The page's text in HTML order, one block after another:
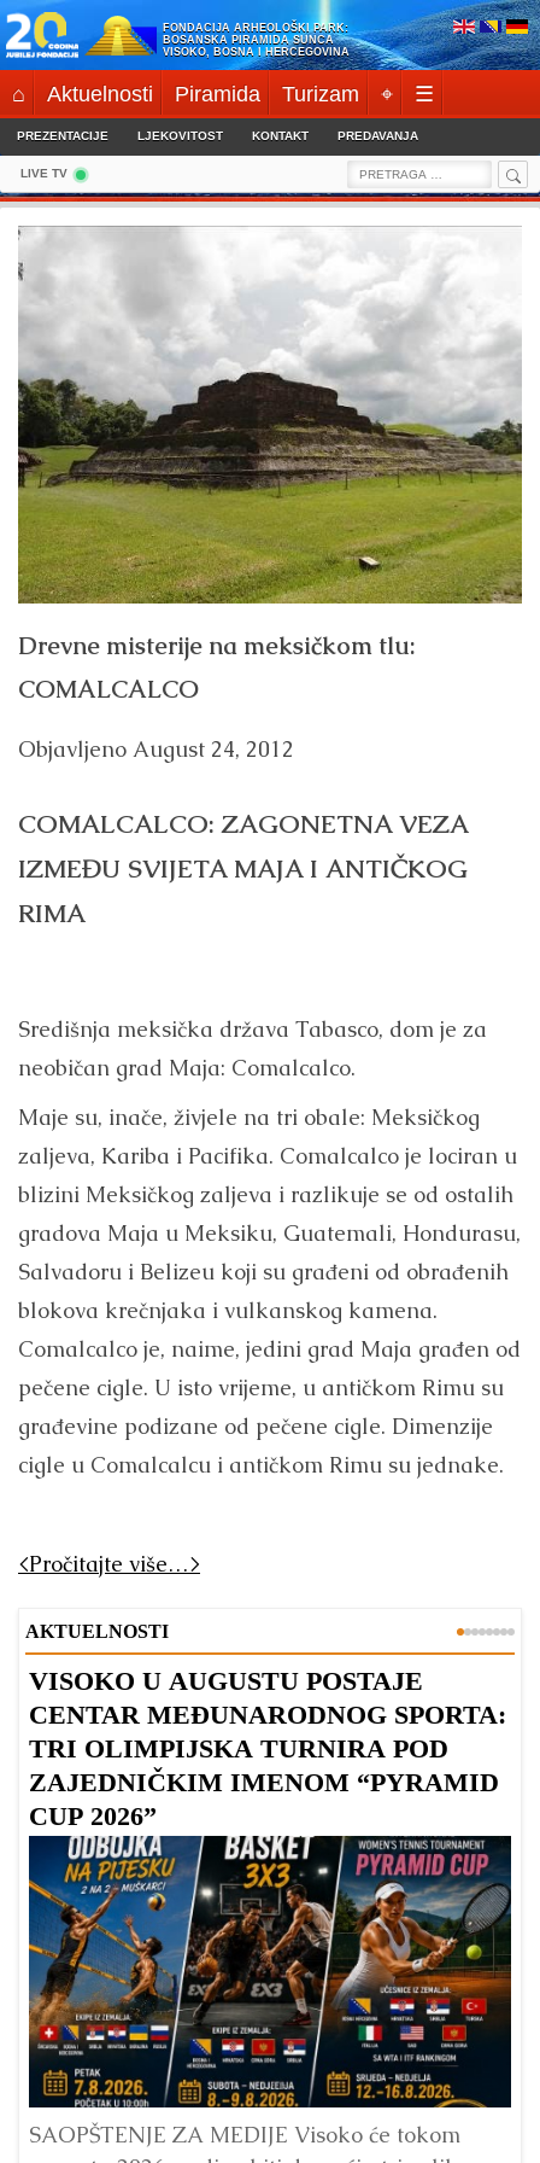
Skip
to
content
FONDACIJA ARHEOLOŠKI PARK:
BOSANSKA PIRAMIDA SUNCA
VISOKO, BOSNA I HERCEGOVINA
⌂ Aktuelnosti Piramida Turizam ⌖ ☰
PREZENTACIJE LJEKOVITOST KONTAKT PREDAVANJA
LIVE TV
Search
for:
Drevne misterije na meksičkom tlu:
COMALCALCO
Objavljeno August 24, 2012
COMALCALCO: ZAGONETNA VEZA
IZMEĐU SVIJETA MAJA I ANTIČKOG
RIMA
Središnja meksička država Tabasco, dom je za
neobičan grad Maja: Comalcalco.
Maje su, inače, živjele na tri obale: Meksičkog
zaljeva, Kariba i Pacifika. Comalcalco je lociran u
blizini Meksičkog zaljeva i razlikuje se od ostalih
gradova Maja u Meksiku, Guatemali, Hondurasu,
Salvadoru i Belizeu koji su građeni od obrađenih
blokova krečnjaka i vulkanskog kamena.
Comalcalco je, naime, jedini grad Maja građen od
pečene cigle. U isto vrijeme, u antičkom Rimu su
građevine podizane od pečene cigle. Dimenzije
cigle u Comalcalcu i antičkom Rimu su jednake.
<Pročitajte više…>
AKTUELNOSTI
VISOKO U AUGUSTU POSTAJE
CENTAR MEĐUNARODNOG SPORTA:
TRI OLIMPIJSKA TURNIRA POD
ZAJEDNIČKIM IMENOM “PYRAMID
CUP 2026”
SAOPŠTENJE ZA MEDIJE Visoko će tokom